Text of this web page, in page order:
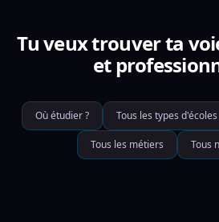
Tu veux trouver ta
et
Où étudier ? Tous les types d'écoles
Tous les métiers Tous